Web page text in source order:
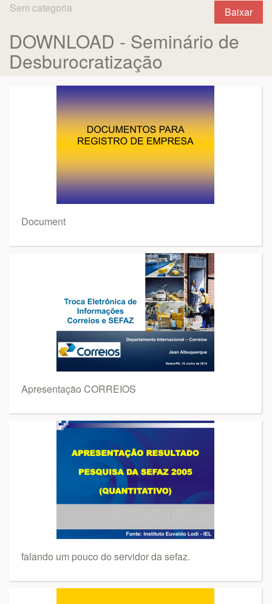
Baixar
Sem categoria
DOWNLOAD - Seminário de
Desburocratização
Document
Apresentação CORREIOS
falando um pouco do servidor da sefaz.